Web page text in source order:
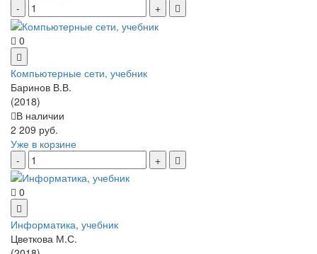
0
Компьютерные сети, учебник
Баринов В.В.
(2018)
В наличии
2 209 руб.
Уже в корзине
0
Информатика, учебник
Цветкова М.С.